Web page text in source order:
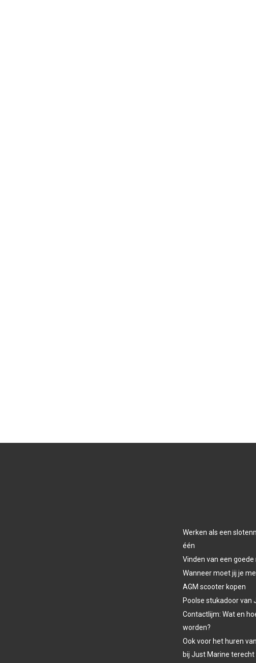
Werken als een
één
Vinden van een
Wanneer moet jij je
AGM scooter kopen
Poolse stukadoor van
Contactlijm: Wat en
worden?
Ook voor het huren
bij Just Marine terecht